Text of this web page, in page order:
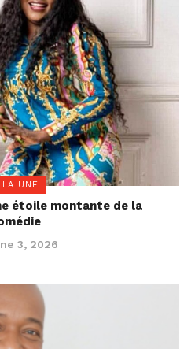
LA UNE
étoile montante de la
3, 2026